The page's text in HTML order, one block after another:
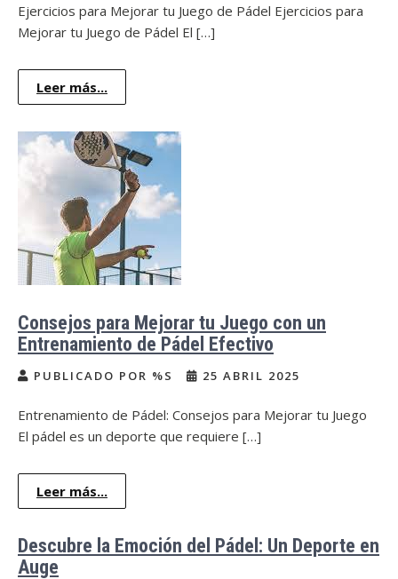
Ejercicios para Mejorar tu Juego de Pádel Ejercicios para
Mejorar tu Juego de Pádel El […]
Leer más...
Consejos para Mejorar tu Juego con un
Entrenamiento de Pádel Efectivo
PUBLICADO POR %S 25 ABRIL 2025
Entrenamiento de Pádel: Consejos para Mejorar tu Juego
El pádel es un deporte que requiere […]
Leer más...
Descubre la Emoción del Pádel: Un Deporte en
Auge